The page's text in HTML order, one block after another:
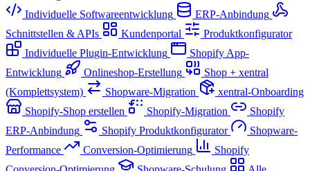
Individuelle Softwareentwicklung
ERP-Anbindung
Schnittstellen & APIs
Kundenportal
Produktkonfigurator
Individuelle Plugin-Entwicklung
Shopify App-
Entwicklung
Onlineshop-Erstellung
Shop + xentral
(Komplettsystem)
Shopware-Migration
xentral-Onboarding
Shopify-Shop erstellen
Shopify-Migration
Shopify
ERP-Anbindung
Shopify Produktkonfigurator
Shopware-
Performance
Conversion-Optimierung
Shopify